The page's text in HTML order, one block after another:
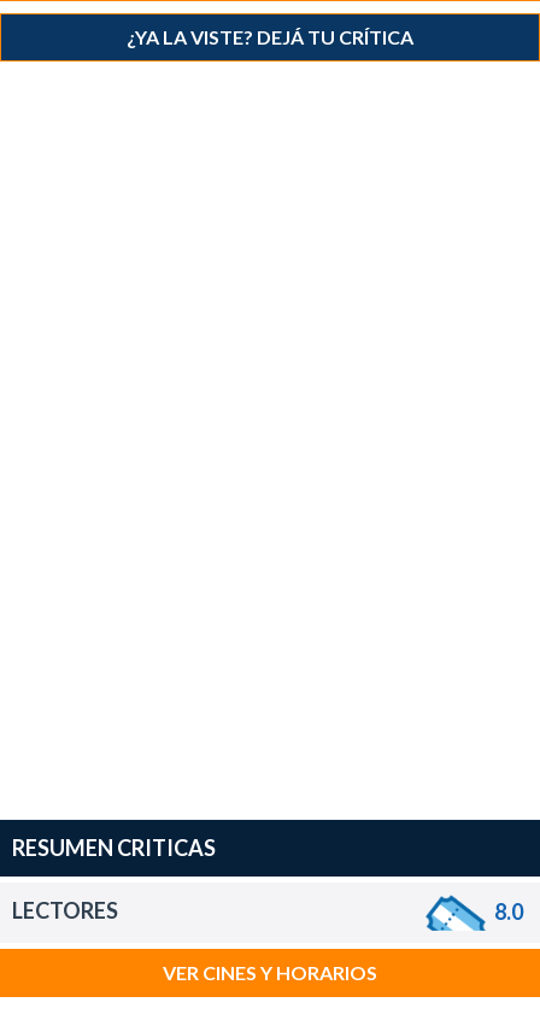
¿YA LA VISTE? DEJÁ TU CRÍTICA
RESUMEN CRITICAS
LECTORES 8.0
VER CINES Y HORARIOS